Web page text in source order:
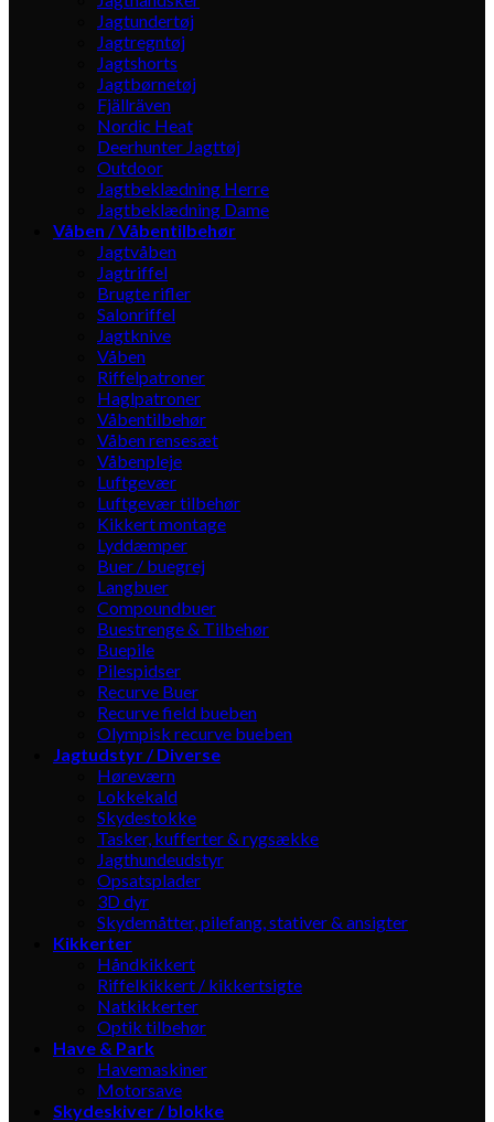
Jagtundertøj
Jagtregntøj
Jagtshorts
Jagtbørnetøj
Fjällräven
Nordic Heat
Deerhunter Jagttøj
Outdoor
Jagtbeklædning Herre
Jagtbeklædning Dame
Våben / Våbentilbehør
Jagtvåben
Jagtriffel
Brugte rifler
Salonriffel
Jagtknive
Våben
Riffelpatroner
Haglpatroner
Våbentilbehør
Våben rensesæt
Våbenpleje
Luftgevær
Luftgevær tilbehør
Kikkert montage
Lyddæmper
Buer / buegrej
Langbuer
Compoundbuer
Buestrenge & Tilbehør
Buepile
Pilespidser
Recurve Buer
Recurve field bueben
Olympisk recurve bueben
Jagtudstyr / Diverse
Høreværn
Lokkekald
Skydestokke
Tasker, kufferter & rygsække
Jagthundeudstyr
Opsatsplader
3D dyr
Skydemåtter, pilefang, stativer & ansigter
Kikkerter
Håndkikkert
Riffelkikkert / kikkertsigte
Natkikkerter
Optik tilbehør
Have & Park
Havemaskiner
Motorsave
Skydeskiver / blokke